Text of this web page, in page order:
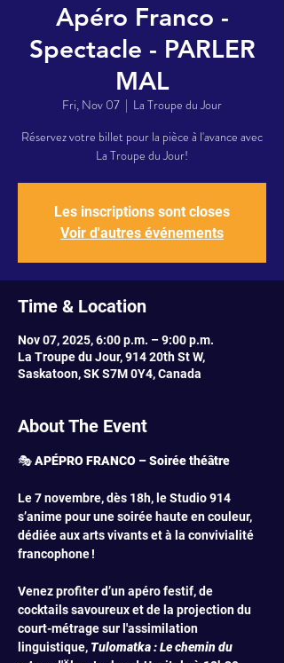
Apéro Franco -
Spectacle - PARLER
MAL
Fri, Nov 07
  |
La Troupe du Jour
Réservez votre billet pour la pièce à l'avance avec
La Troupe du Jour!
Les inscriptions sont closes
Voir d'autres événements
Time & Location
Nov 07, 2025, 6:00 p.m. – 9:00 p.m.
La Troupe du Jour, 914 20th St W,
Saskatoon, SK S7M 0Y4, Canada
About The Event
🎭 APÉPRO FRANCO – Soirée théâtre
Le 7 novembre, dès 18h, le Studio 914
s’anime pour une soirée haute en couleur,
dédiée aux arts vivants et à la convivialité
francophone !
Venez profiter d’un apéro festif, de
cocktails savoureux et de la projection du
court-métrage sur l'assimilation
linguistique, Tulomatka : Le chemin du